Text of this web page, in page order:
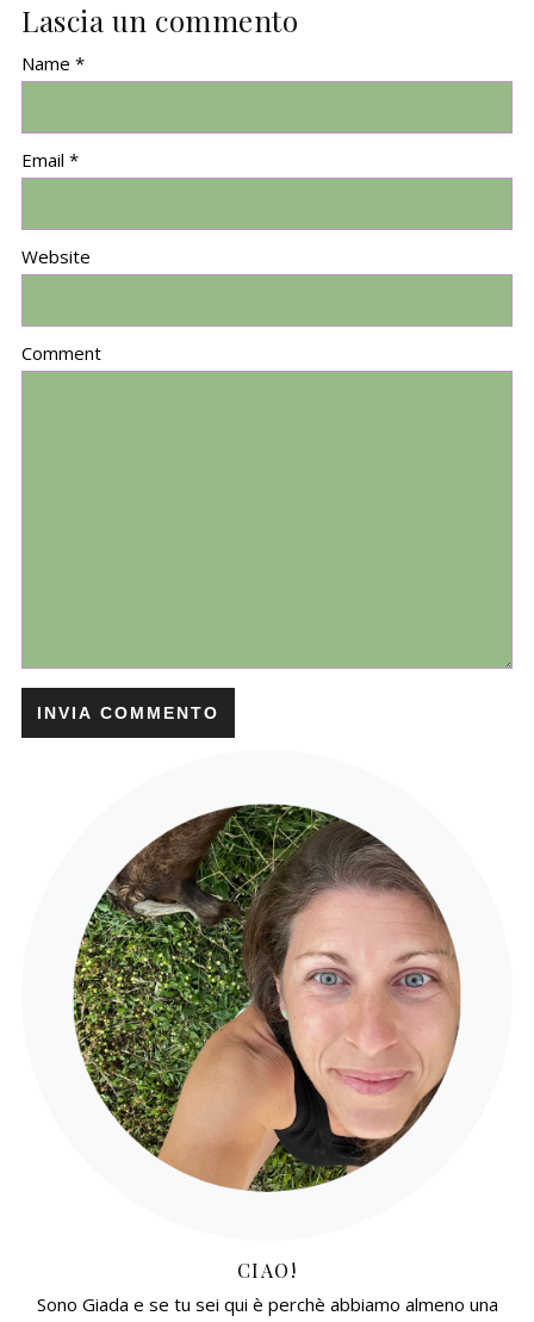
Lascia un commento
Name *
Email *
Website
Comment
CIAO!
Sono Giada e se tu sei qui è perchè abbiamo almeno una